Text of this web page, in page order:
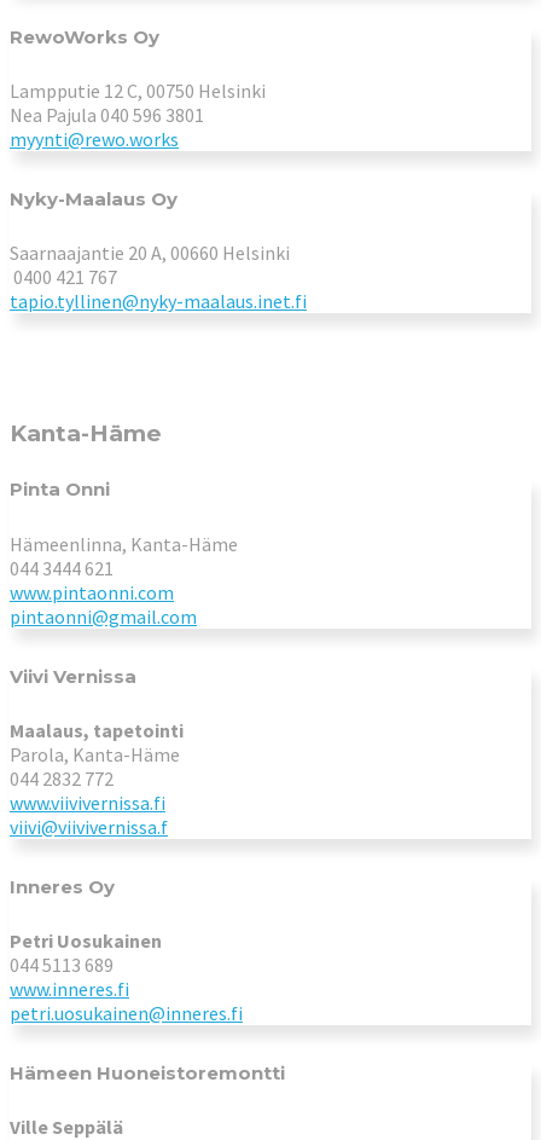
RewoWorks Oy
Lampputie 12 C, 00750 Helsinki
Nea Pajula 040 596 3801
myynti@rewo.works
Nyky-Maalaus Oy
Saarnaajantie 20 A, 00660 Helsinki
0400 421 767
tapio.tyllinen@nyky-maalaus.inet.fi
Kanta-Häme
Pinta Onni
Hämeenlinna, Kanta-Häme
044 3444 621
www.pintaonni.com
pintaonni@gmail.com
Viivi Vernissa
Maalaus, tapetointi
Parola, Kanta-Häme
044 2832 772
www.viivivernissa.fi
viivi@viivivernissa.f
Inneres Oy
Petri Uosukainen
044 5113 689
www.inneres.fi
petri.uosukainen@inneres.fi
Hämeen Huoneistoremontti
Ville Seppälä